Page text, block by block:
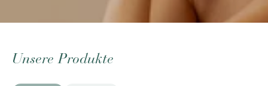
UnsereProdukte